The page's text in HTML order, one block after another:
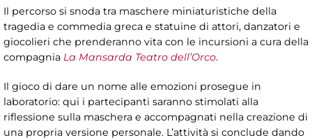
Il percorso si snoda tra maschere miniaturistiche della
tragedia e commedia greca e statuine di attori, danzatori e
giocolieri che prenderanno vita con le incursioni a cura della
compagnia La Mansarda Teatro dell’Orco.
Il gioco di dare un nome alle emozioni prosegue in
laboratorio: qui i partecipanti saranno stimolati alla
riflessione sulla maschera e accompagnati nella creazione di
una propria versione personale. L’attività si conclude dando